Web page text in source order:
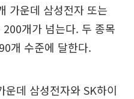
가운데 삼성전자 또는
개가 넘는다. 두 종목
개 수준에 달한다.
데 삼성전자와 SK하이